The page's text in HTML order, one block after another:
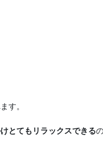
す。
とてもリラックスできる